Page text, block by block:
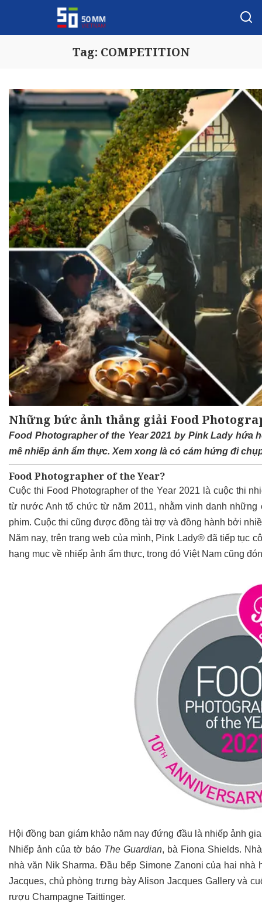
Tag: COMPETITION
Những bức ảnh thắng giải Food
Food Photographer of the Year 2021 by Pink Lady hứa
mê nhiếp ảnh ẩm thực. Xem xong là có cảm hứng đi
Food Photographer of the Year?
Cuộc thi Food Photographer of the Year 2021 là cuộc thi
từ nước Anh tổ chức từ năm 2011, nhằm vinh danh
phim. Cuộc thi cũng được đồng tài trợ và đồng hành bởi
Năm nay, trên trang web của mình, Pink Lady® đã tiếp tục
hạng mục về nhiếp ảnh ẩm thực, trong đó Việt Nam cũng
Hội đồng ban giám khảo năm nay đứng đầu là nhiếp ảnh
Nhiếp ảnh của tờ báo The Guardian, bà Fiona Shields.
nhà văn Nik Sharma. Đầu bếp Simone Zanoni của hai nhà
Jacques, chủ phòng trưng bày Alison Jacques Gallery và
rượu Champagne Taittinger.